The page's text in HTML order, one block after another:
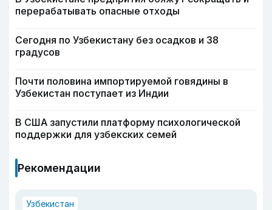
перерабатывать опасные отходы
Сегодня по Узбекистану без осадков и 38
градусов
Почти половина импортируемой говядины в
Узбекистан поступает из Индии
В США запустили платформу психологической
поддержки для узбекских семей
Рекомендации
Узбекистан